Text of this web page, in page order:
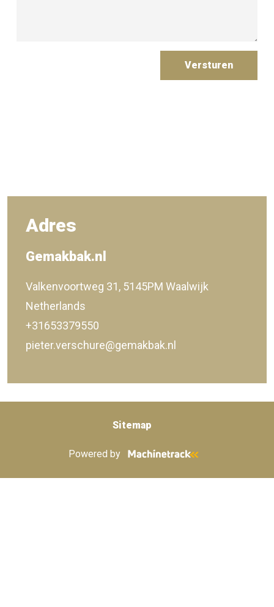
Versturen
Adres
Gemakbak.nl
Valkenvoortweg 31, 5145PM Waalwijk
Netherlands
+31653379550
pieter.verschure@gemakbak.nl
Sitemap
Powered by